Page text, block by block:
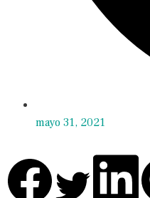
mayo 31, 2021